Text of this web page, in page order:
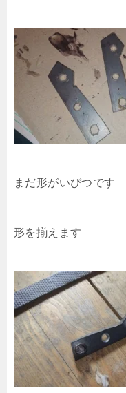
まだ形がいびつです
形を揃えます